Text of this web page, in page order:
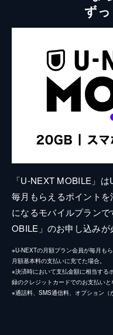
ず
「U-NEXT MOBILE」
毎月もらえるポイント
になるモバイルプラン
OBILE」のお申し込みが
※U-NEXTの月額プラン会員が毎月も
月額基本料の支払いに充てた場合。
※決済時において支払金額に相当する
録のクレジットカードでのお支払いと
※通話料、SMS通信料、オプション（